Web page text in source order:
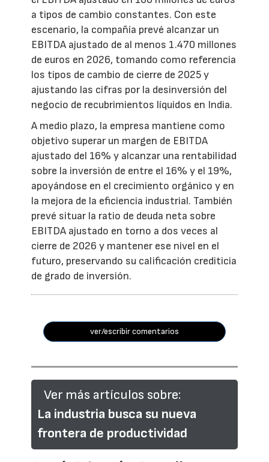
a tipos de cambio constantes. Con este
escenario, la compañía prevé alcanzar un
EBITDA ajustado de al menos 1.470 millones
de euros en 2026, tomando como referencia
los tipos de cambio de cierre de 2025 y
ajustando las cifras por la desinversión del
negocio de recubrimientos líquidos en India.
A medio plazo, la empresa mantiene como
objetivo superar un margen de EBITDA
ajustado del 16% y alcanzar una rentabilidad
sobre la inversión de entre el 16% y el 19%,
apoyándose en el crecimiento orgánico y en
la mejora de la eficiencia industrial. También
prevé situar la ratio de deuda neta sobre
EBITDA ajustado en torno a dos veces al
cierre de 2026 y mantener ese nivel en el
futuro, preservando su calificación crediticia
de grado de inversión.
ver/escribir comentarios
Ver más artículos sobre:
La industria busca su nueva
frontera de productividad